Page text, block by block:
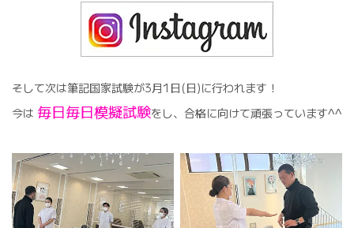
そして次は筆記国家試験が3月1日(日)に行われます！
今は 毎日毎日模擬試験をし、合格に向けて頑張っています^^